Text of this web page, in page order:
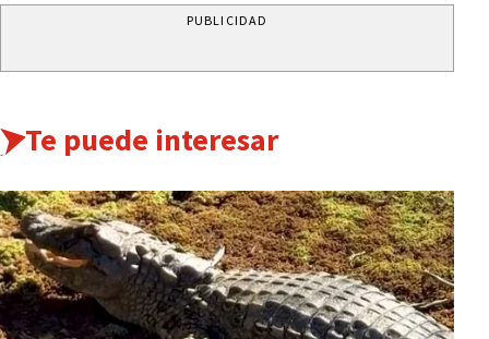
PUBLICIDAD
Te puede interesar